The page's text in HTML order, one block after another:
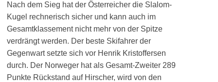
Nach dem Sieg hat der Österreicher die Slalom-
Kugel rechnerisch sicher und kann auch im
Gesamtklassement nicht mehr von der Spitze
verdrängt werden. Der beste Skifahrer der
Gegenwart setzte sich vor Henrik Kristoffersen
durch. Der Norweger hat als Gesamt-Zweiter 289
Punkte Rückstand auf Hirscher, wird von den